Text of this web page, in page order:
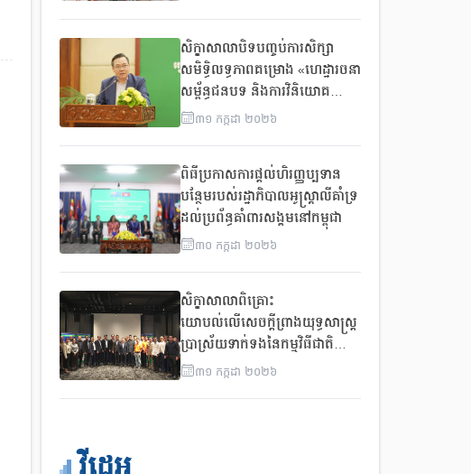
នឹងការប្រែប្រួលអាកាសធាតុ
សិក្ខាសាលាបិទបញ្ចប់ការសិក្សា
សមិទ្ធិលទ្ធភាពគម្រោង «ហេដ្ឋារចនា
សម្ព័ន្ធជនបទ និងការវិនិយោគ
សម្រាប់ការអភិវឌ្ឍ Rural
(RISING)
៣១ កក្កដា ២០២៦
ពិធីប្រកាសការផ្តល់ហិរញ្ញប្បទាន
បន្ថែមរបស់រដ្ឋាភិបាលអូស្រ្តាលីគាំទ្រ
ដល់ប្រព័ន្ធគាំពារសង្គមនៅកម្ពុជា
៣០ កក្កដា ២០២៦
សិក្ខាសាលាពិគ្រោះ
យោបល់លើសេចក្តីព្រាងយុទ្ធសាស្ត្រ
ប្រាស្រ័យទាក់ទងនៃកម្មវិធីជាតិ
សម្រាប់ការអភិវឌ្ឍតាមបែប
៣១ កក្កដា ២០២៦